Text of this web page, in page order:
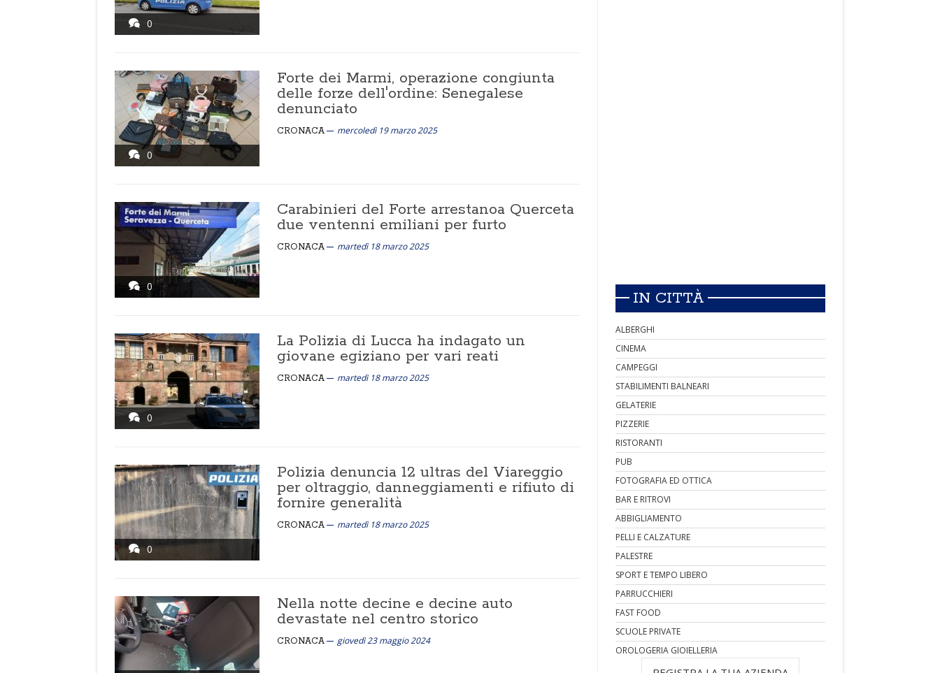
0
0
Forte dei Marmi, operazione congiunta
delle forze dell'ordine: Senegalese
denunciato
CRONACA mercoledì 19 marzo 2025
0
Carabinieri del Forte arrestanoa Querceta
due ventenni emiliani per furto
CRONACA martedì 18 marzo 2025
0
La Polizia di Lucca ha indagato un
giovane egiziano per vari reati
CRONACA martedì 18 marzo 2025
0
Polizia denuncia 12 ultras del Viareggio
per oltraggio, danneggiamenti e rifiuto di
fornire generalità
CRONACA martedì 18 marzo 2025
Nella notte decine e decine auto
devastate nel centro storico
CRONACA giovedì 23 maggio 2024
IN CITTÀ
ALBERGHI
CINEMA
CAMPEGGI
STABILIMENTI BALNEARI
GELATERIE
PIZZERIE
RISTORANTI
PUB
FOTOGRAFIA ED OTTICA
BAR E RITROVI
ABBIGLIAMENTO
PELLI E CALZATURE
PALESTRE
SPORT E TEMPO LIBERO
PARRUCCHIERI
FAST FOOD
SCUOLE PRIVATE
OROLOGERIA GIOIELLERIA